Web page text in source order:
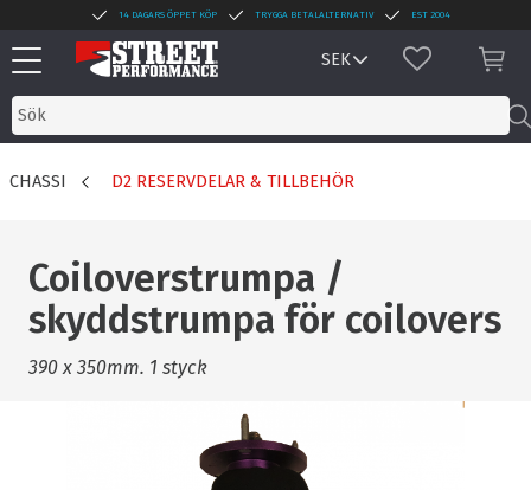
Meny
14 DAGARS ÖPPET KÖP TRYGGA BETALALTERNATIV EST 2004
FAVORITER
CHASSI D2 RESERVDELAR & TILLBEHÖR
Coiloverstrumpa /
skyddstrumpa för coilovers
390 x 350mm. 1 styck